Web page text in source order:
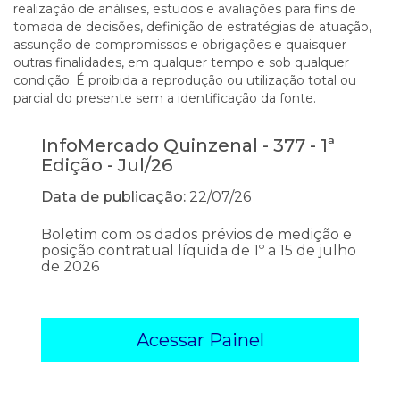
realização de análises, estudos e avaliações para fins de
tomada de decisões, definição de estratégias de atuação,
assunção de compromissos e obrigações e quaisquer
outras finalidades, em qualquer tempo e sob qualquer
condição. É proibida a reprodução ou utilização total ou
parcial do presente sem a identificação da fonte.
InfoMercado Quinzenal - 377 - 1ª
Edição - Jul/26
Data de publicação: 22/07/26
Boletim com os dados prévios de medição e
posição contratual líquida de 1º a 15 de julho
de 2026
Acessar Painel